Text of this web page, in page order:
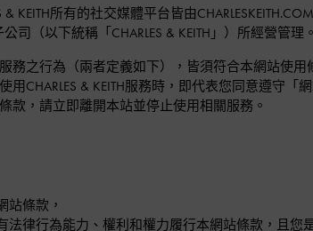
KEITH所有的社交媒體平台皆由
司（以下統稱「CHARLES & KEITH」）所經營管理。
務之行為（兩者定義如下），皆須符合本網站使用
CHARLES & KEITH服務時，即代表您同意遵守「
款，請立即離開本站並停止使用相關服務。
站條款，
法律行為能力、權利和權力履行本網站條款，且您